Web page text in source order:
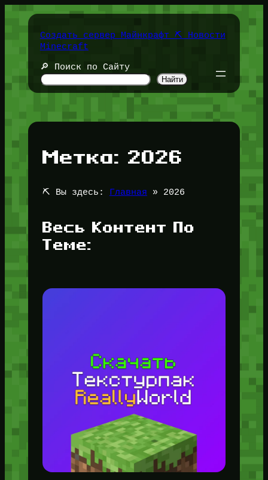
Перейти
содержимомуСоздать сервер Майнкрафт ⛏️ Новости
Minecraft
🔎 Поиск по Сайту
Найти
Метка: 2026
⛏️ Вы здесь: Главная » 2026
Весь Контент По
Теме: